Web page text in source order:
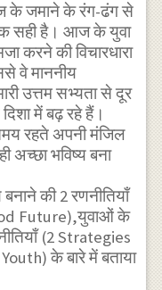
के जमाने के रंग-ढंग से
सही है। आज के युवा
करने की विचारधारा
वे माननीय
उत्तम सभ्यता से दूर
में बढ़ रहे हैं।
रहते अपनी मंजिल
अच्छा भविष्य बना
की 2 रणनीतियाँ
Future),युवाओं के
(2 Strategies
के बारे में बताया